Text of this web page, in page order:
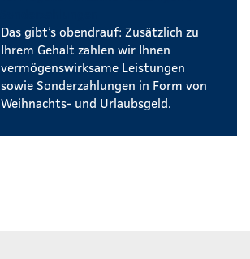
Das gibt’s obendrauf: Zusätzlich zu
Ihrem Gehalt zahlen wir Ihnen
vermögenswirksame Leistungen
sowie Sonderzahlungen in Form von
Weihnachts- und Urlaubsgeld.